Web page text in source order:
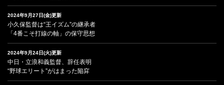
2024年9月27日(金)更新
小久保監督は“王イズム”の継承者
「4番こそ打線の軸」の保守思想
2024年9月24日(火)更新
中日・立浪和義監督、辞任表明
“野球エリート”がはまった陥穽